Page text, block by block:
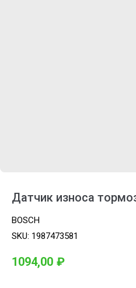
Датчик износа
BOSCH
SKU: 1987473581
1094,00 ₽